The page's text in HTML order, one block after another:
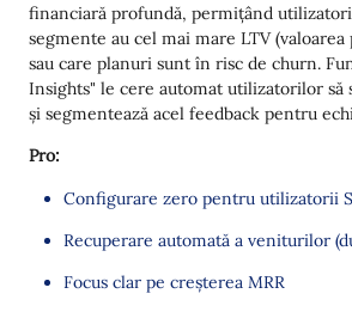
financiară profundă, permițând
segmente au cel mai mare LTV
sau care planuri sunt în risc de churn.
Insights" le cere automat utilizatorilor să
și segmentează acel feedback pentru
Pro:
Configurare zero pentru utilizatorii
Recuperare automată a veniturilor
Focus clar pe creșterea MRR